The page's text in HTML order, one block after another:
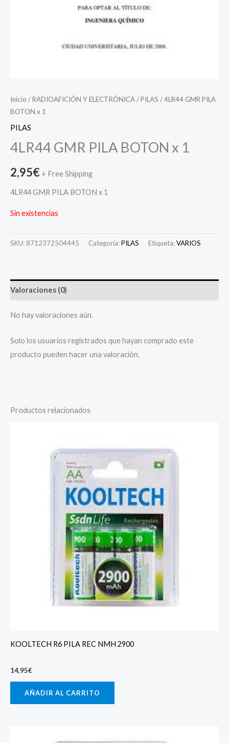
Inicio /RADIOAFICIÓN Y ELECTRÓNICA/PILAS / 4LR44 GMR PILA
BOTON x 1
PILAS
4LR44 GMR PILA BOTON x 1
2,95€ + Free Shipping
4LR44 GMR PILA BOTON x 1
Sin existencias
SKU: 8712372504445 Categoría:PILAS Etiqueta:VARIOS
Valoraciones (0)
No hay valoraciones aún.
Solo los usuarios registrados que hayan comprado este
producto pueden hacer una valoración.
Productos relacionados
KOOLTECH R6 PILA REC NMH 2900
14,95€
AÑADIR AL CARRITO